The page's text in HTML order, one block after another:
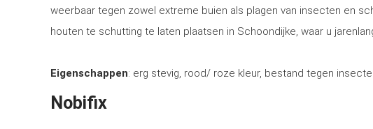
weerbaar tegen zowel extreme buien als plagen van insecten en
houten te schutting te laten plaatsen in Schoondijke, waar u
Eigenschappen: erg stevig, rood/ roze kleur, bestand tegen
Nobifix